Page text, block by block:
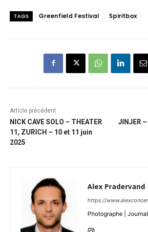
TAGS Greenfield Festival Spiritbox
Article précédent
NICK CAVE SOLO – THEATER
11, ZURICH – 10 et 11 juin
2025
JINJER
Alex Pradervand
https://
Photographe |